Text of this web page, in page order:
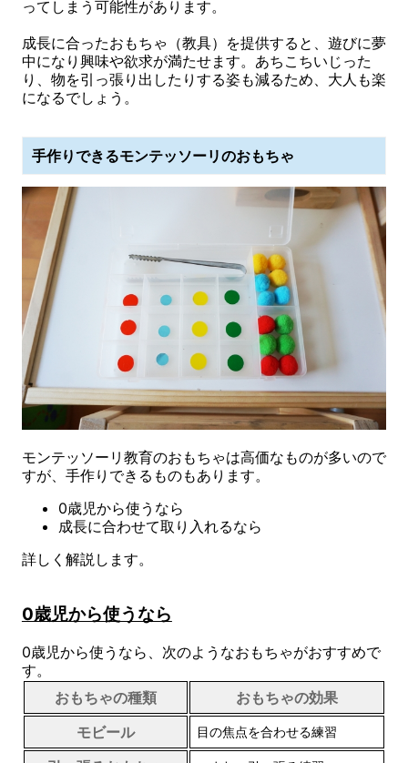
ってしまう可能性があります。
成長に合ったおもちゃ（教具）を提供すると、遊びに夢
中になり興味や欲求が満たせます。あちこちいじった
り、物を引っ張り出したりする姿も減るため、大人も楽
になるでしょう。
手作りできるモンテッソーリのおもちゃ
モンテッソーリ教育のおもちゃは高価なものが多いので
すが、手作りできるものもあります。
0歳児から使うなら
成長に合わせて取り入れるなら
詳しく解説します。
0歳児から使うなら
0歳児から使うなら、次のようなおもちゃがおすすめで
す。
おもちゃの種類
おもちゃの効果
モビール
目の焦点を合わせる練習